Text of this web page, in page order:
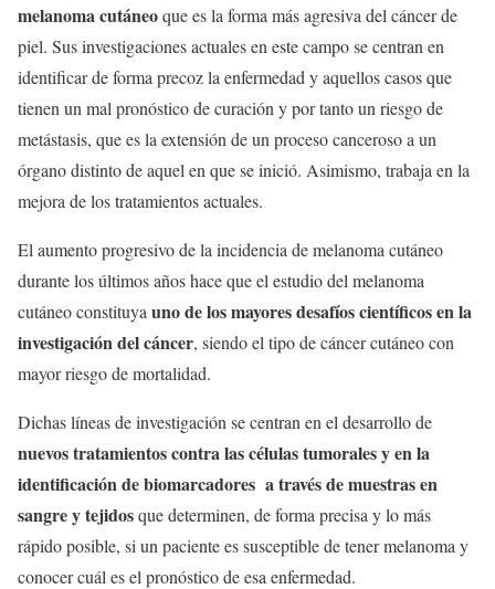
melanoma cutáneoque es la forma más agresiva del cáncer de
piel. Sus investigaciones actuales en este campo se centran en
identificar de forma precoz la enfermedad y aquellos casos que
tienen un mal pronóstico de curación y por tanto un riesgo de
metástasis, que es la extensión de un proceso canceroso a un
órgano distinto de aquel en que se inició. Asimismo, trabaja en la
mejora de los tratamientos actuales.
El aumento progresivo de la incidencia de melanoma cutáneo
durante los últimos años hace que el estudio del melanoma
cutáneo constituya uno de los mayores desafíos científicos en la
investigación del cáncer, siendo el tipo de cáncer cutáneo con
mayor riesgo de mortalidad.
Dichas líneas de investigación se centran en el desarrollo de
nuevos tratamientos contra las células tumorales y en la
identificación de biomarcadores a través de muestras en
sangre y tejidosque determinen, de forma precisa y lo más
rápido posible, si un paciente es susceptible de tener melanoma y
conocer cuál es el pronóstico de esa enfermedad.